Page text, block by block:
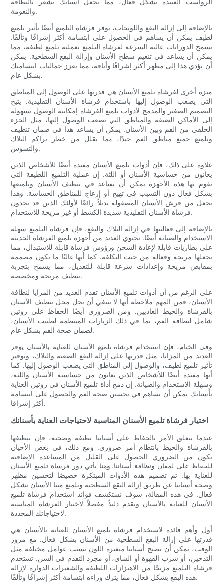
الرواسب العنيدة بشكل فعال، مما يجعل أسنانك تشعر بالنظافة
والنعومة.
بالإضافة إلى إزالة البقع واللويحات، توفر فرشاة التلميع أيضًا تأثير تلميع
لطيف يمكن أن يساهم في الحصول على ابتسامة أكثر إشراقًا وتألقًا.
تسمح الدورانات عالية السرعة لفرشاة التلميع بعملية تلميع لطيفة، مما
يمكن أن يساعد في تنعيم سطح الأسنان وإزالة البقع السطحية. يمكن
أن يؤدي هذا إلى مظهر أكثر إشراقًا وأناقة، مما يعزز جماليات ابتسامتك
بشكل عام.
ميزة أخرى لفرشاة تلميع الأسنان هي قدرتها على الوصول إلى المناطق
التي يصعب الوصول إليها باستخدام فرشاة الأسنان التقليدية. يتيح
التصميم الصغير والمدمج لأدوات تلميع الفرشاة إمكانية الوصول بسهولة
إلى الأماكن الضيقة والمناطق التي يصعب الوصول إليها، مثل الجزء
الخلفي من الفم وبين الأسنان. يمكن أن يساعد هذا في ضمان تنظيف
وتلميع جميع مناطق الفم جيدًا، مما يقلل من خطر تراكم البلاك
والتسوس.
علاوة على ذلك، فإن أدوات تلميع الأسنان مفيدة أيضًا للأشخاص الذين
يعانون من حساسية الأسنان أو اللثة. إن عملية التلميع اللطيفة التي
تقوم بها هذه الأجهزة يمكن أن تساعد في تنظيف الأسنان وتلميعها
بشكل فعال دون التسبب في تهيج أو إزعاج للمناطق الحساسة. وهذا
يجعل من فرش الأسنان المصقولة بديلاً رائعًا لأولئك الذين قد يجدون
فرشاة الأسنان التقليدية شديدة الكشط أو غير مريحة للاستخدام.
بالإضافة إلى فعاليتها في إزالة البلاك والبقع، فإن فرشاة التلميع سهلة
الاستخدام والصيانة أيضًا. تحتوي العديد من أجهزة تلميع الفرشاة الحديثة
على بطاريات قابلة لإعادة الشحن ورؤوس فرشاة قابلة للاستبدال، مما
يجعلها مريحة وفعالة من حيث التكلفة. كما أنها غالبًا ما تكون مصممة
بمقابض مريحة وإعدادات سرعة قابلة للتعديل، مما يسمح بتجربة
تنظيف مريحة ومخصصة.
على الرغم من أن أدوات تلميع الأسنان تقدم العديد من المزايا لنظافة
الأسنان، فمن المهم ملاحظة أنها لا ينبغي أن تحل محل تنظيف الأسنان
بالفرشاة والخيط العاديين. ومن الضروري أيضًا الحفاظ على روتين
شامل لنظافة الفم، بما في ذلك الزيارات المنتظمة لطبيب الأسنان،
لضمان صحة الفم بشكل عام.
وفي الختام، فإن استخدام فرشاة تلميع الأسنان للعناية بالأسنان يوفر
العديد من المزايا، مثل قدرتها على إزالة البقع الصعبة والبلاك، وتوفير
تأثير تلميع لطيف، والوصول إلى المناطق التي يصعب الوصول إليها. كما
أنها مفيدة أيضًا للأشخاص الذين يعانون من حساسية الأسنان واللثة،
وسهلة الاستخدام والصيانة. إن دمج أداة تلميع الأسنان في روتين العناية
بأسنانك يمكن أن يساهم في تحسين صحة الفم والحصول على ابتسامة
أكثر إشراقا.
اختيار فرشاة تلميع الأسنان المناسبة لاحتياجات العناية بأسنانك
عندما يتعلق الأمر بالحفاظ على أسناننا نظيفة وصحية، فإن تنظيفها
بالفرشاة والخيط بانتظام أمر ضروري. ومع ذلك، في بعض الأحيان
يكون من الضروري الحصول على القليل من المساعدة الإضافية
للحفاظ على لمعان ونظافة أسناننا. وهنا يأتي دور فرشاة تلميع الأسنان
للعناية بها. تم تصميم هذه الأدوات المبتكرة خصيصًا لتحسين مظهر
وصحة أسناننا عن طريق إزالة البقع السطحية وتلميع مينا الأسنان بشكل
فعال. في هذه المقالة، سوف نستكشف فوائد استخدام فرشاة تلميع
الأسنان للعناية بالأسنان ونقدم دليلاً مفصلاً لاختيار الفرشاة المناسبة
لاحتياجاتك المحددة.
أول وأهم فائدة لاستخدام فرشاة تلميع الأسنان للعناية بالأسنان هي
قدرتها على إزالة البقع السطحية من الأسنان بشكل فعال. مع مرور
الوقت، يمكن أن تصبح أسناننا متغيرة اللون بسبب عوامل مختلفة مثل
التدخين، أو شرب القهوة أو الشاي، أو مجرد التقدم في السن. تستخدم
فرشاة التلميع مزيجًا من الاهتزازات اللطيفة والشعيرات الدوارة لإزالة
هذه البقع بشكل فعال، مما يترك وراءه ابتسامة أكثر إشراقًا وتألقًا.